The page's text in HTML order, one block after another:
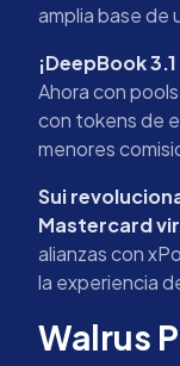
amplia base de
¡DeepBook
Ahora con
con tokens de
menores
Sui
Mastercard
alianzas con
la experiencia
Walrus